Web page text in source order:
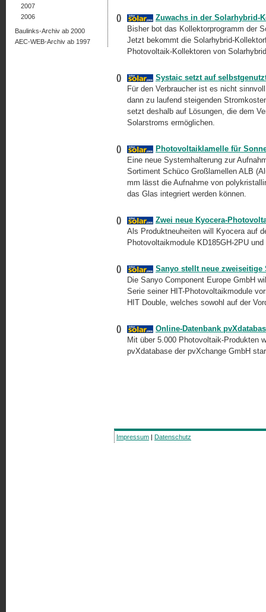
()
Zuwachs in der Solarhybrid-
Bisher bot das Kollektorprogramm der
Jetzt bekommt die Solarhybrid-
Photovoltaik-Kollektoren von
()
Systaic setzt auf
Für den Verbraucher ist es nicht
dann zu laufend steigenden
setzt deshalb auf Lösungen, die dem
Solarstroms ermöglichen.
()
Photovoltaiklamelle für
Eine neue Systemhalterung zur
Sortiment Schüco Großlamellen ALB
mm lässt die Aufnahme von
das Glas integriert werden können.
()
Zwei neue Kyocera-
Als Produktneuheiten will Kyocera auf
Photovoltaikmodule KD185GH-2PU
()
Sanyo stellt neue zweiseitige
Die Sanyo Component Europe GmbH
Serie seiner HIT-Photovoltaikmodule
HIT Double, welches sowohl auf der
()
Online-Datenbank
Mit über 5.000 Photovoltaik-Produkten
pvXdatabase der pvXchange GmbH
2007
2006
Baulinks-Archiv ab 2000
AEC-WEB-Archiv ab 1997
Impressum | Datenschutz